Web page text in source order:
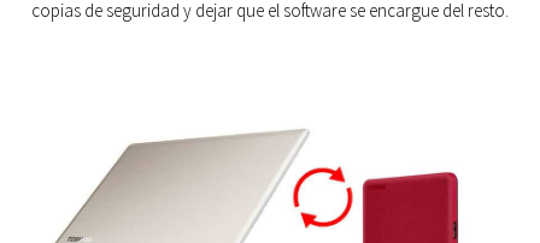
copias de seguridad y dejar que el software se encargue del resto.